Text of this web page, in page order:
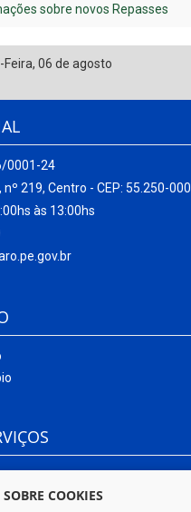
sobre novos Repasses
Feira, 06 de agosto
0001-24
219, Centro - CEP: 55.250-000
às 13:00hs
COOKIES